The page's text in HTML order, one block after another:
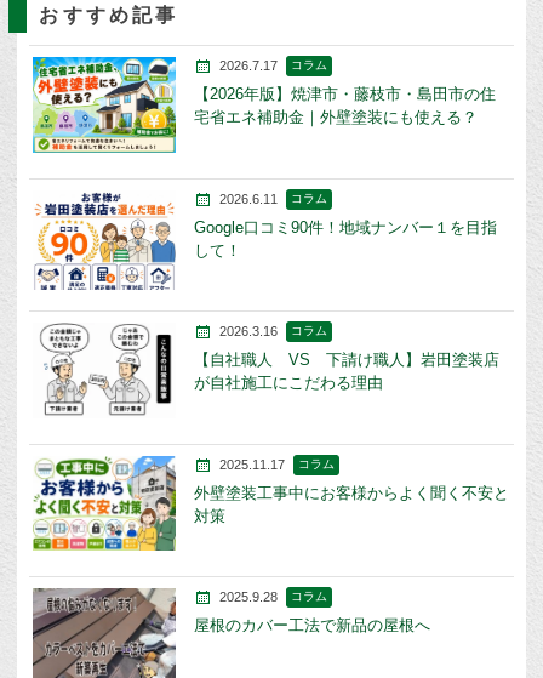
おすすめ記事
2026.7.17 コラム
【2026年版】焼津市・藤枝市・島田市の住
宅省エネ補助金｜外壁塗装にも使える？
2026.6.11 コラム
Google口コミ90件！地域ナンバー１を目指
して！
2026.3.16 コラム
【自社職人 VS 下請け職人】岩田塗装店
が自社施工にこだわる理由
2025.11.17 コラム
外壁塗装工事中にお客様からよく聞く不安と
対策
2025.9.28 コラム
屋根のカバー工法で新品の屋根へ